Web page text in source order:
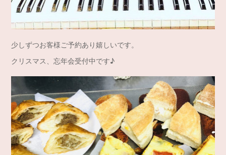
少しずつお客様ご予約あり嬉しいです。
クリスマス、忘年会受付中です♪